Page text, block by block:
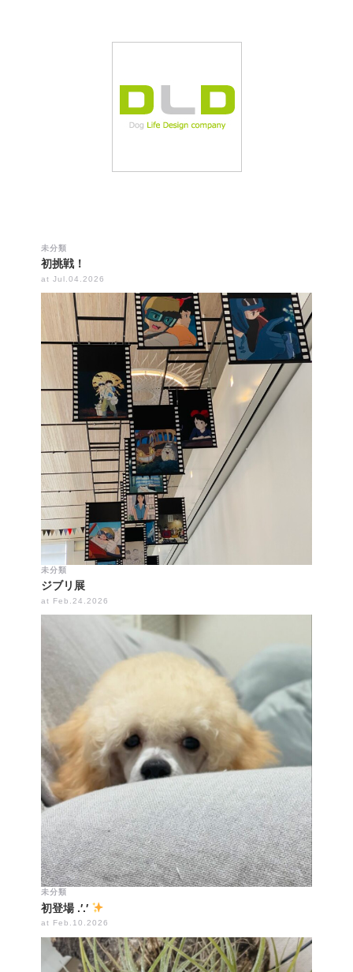
未分類
初挑戦！
at Jul.04.2026
未分類
ジブリ展
at Feb.24.2026
未分類
初登場 .′.′
at Feb.10.2026